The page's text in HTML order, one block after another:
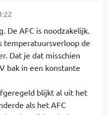
De AFC is noodzakelijk.
temperatuursverloop de
Dat je dat misschien
bak in een konstante
blijkt al uit het
als het AFC